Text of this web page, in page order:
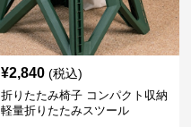
¥2,840 (税込)
折りたたみ椅子 コンパクト収納
軽量折りたたみスツール